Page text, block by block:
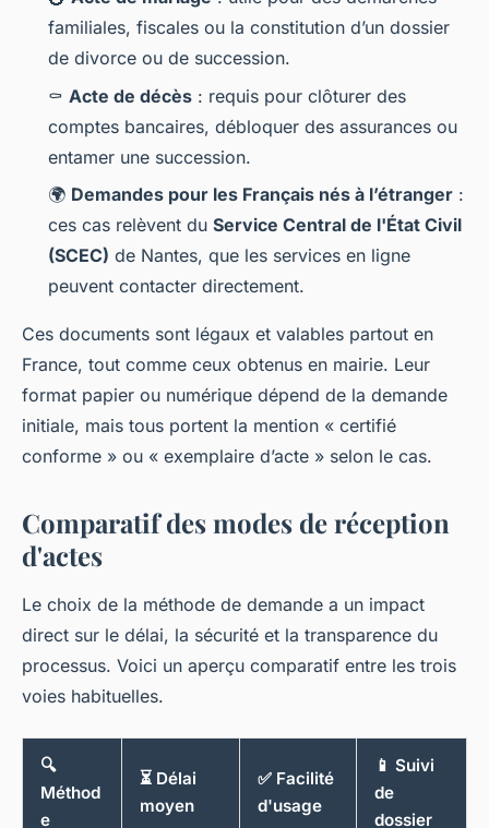
familiales, fiscales ou la constitution d’un dossier
de divorce ou de succession.
⚰️ Acte de décès : requis pour clôturer des
comptes bancaires, débloquer des assurances ou
entamer une succession.
🌍 Demandes pour les Français nés à l’étranger :
ces cas relèvent du Service Central de l'État Civil
(SCEC) de Nantes, que les services en ligne
peuvent contacter directement.
Ces documents sont légaux et valables partout en
France, tout comme ceux obtenus en mairie. Leur
format papier ou numérique dépend de la demande
initiale, mais tous portent la mention « certifié
conforme » ou « exemplaire d’acte » selon le cas.
Comparatif des modes de réception
d'actes
Le choix de la méthode de demande a un impact
direct sur le délai, la sécurité et la transparence du
processus. Voici un aperçu comparatif entre les trois
voies habituelles.
🔍
Méthod
e
⏳ Délai
moyen
✅ Facilité
d'usage
📱 Suivi
de
dossier